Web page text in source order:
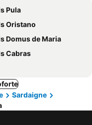
Pula
Oristano
Domus de Maria
Cabras
Sardaigne